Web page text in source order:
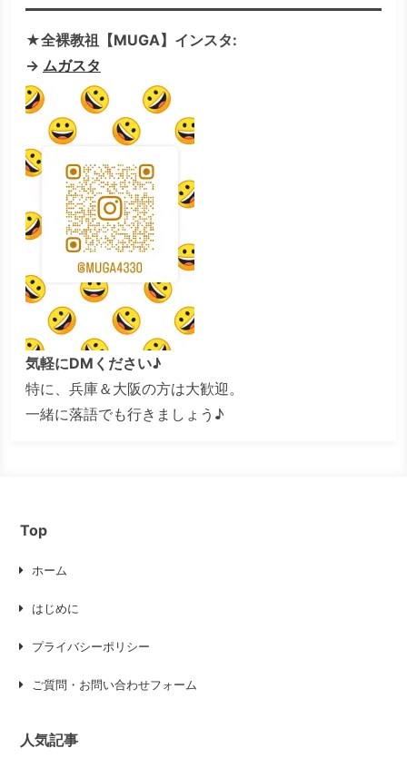
★全裸教祖【MUGA】インスタ:
→ ムガスタ
気軽にDMください♪
特に、兵庫＆大阪の方は大歓迎。
一緒に落語でも行きましょう♪
Top
ホーム
はじめに
プライバシーポリシー
ご質問・お問い合わせフォーム
人気記事